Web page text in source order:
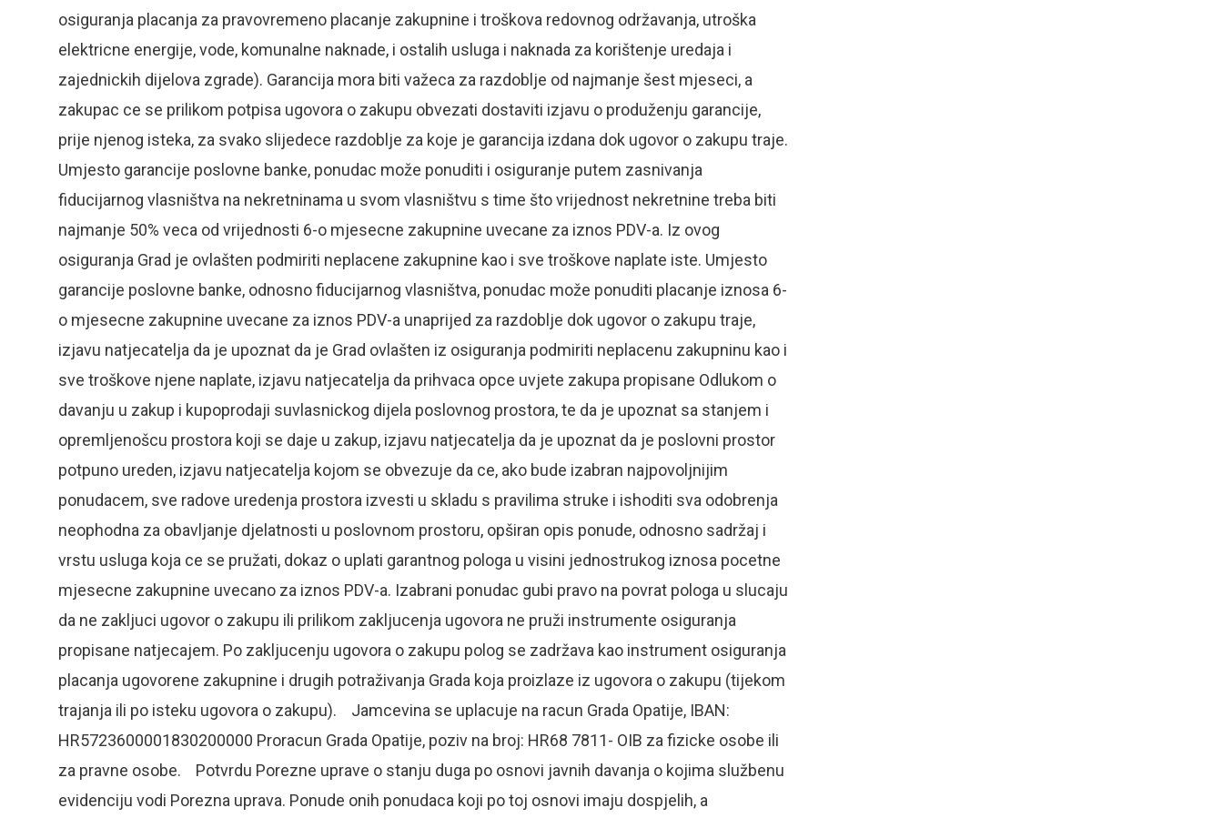
osiguranja placanja za pravovremeno placanje zakupnine i troškova redovnog održavanja, utroška
elektricne energije, vode, komunalne naknade, i ostalih usluga i naknada za korištenje uredaja i
zajednickih dijelova zgrade). Garancija mora biti važeca za razdoblje od najmanje šest mjeseci, a
zakupac ce se prilikom potpisa ugovora o zakupu obvezati dostaviti izjavu o produženju garancije,
prije njenog isteka, za svako slijedece razdoblje za koje je garancija izdana dok ugovor o zakupu traje.
Umjesto garancije poslovne banke, ponudac može ponuditi i osiguranje putem zasnivanja
fiducijarnog vlasništva na nekretninama u svom vlasništvu s time što vrijednost nekretnine treba biti
najmanje 50% veca od vrijednosti 6-o mjesecne zakupnine uvecane za iznos PDV-a. Iz ovog
osiguranja Grad je ovlašten podmiriti neplacene zakupnine kao i sve troškove naplate iste. Umjesto
garancije poslovne banke, odnosno fiducijarnog vlasništva, ponudac može ponuditi placanje iznosa 6-
o mjesecne zakupnine uvecane za iznos PDV-a unaprijed za razdoblje dok ugovor o zakupu traje,
izjavu natjecatelja da je upoznat da je Grad ovlašten iz osiguranja podmiriti neplacenu zakupninu kao i
sve troškove njene naplate, izjavu natjecatelja da prihvaca opce uvjete zakupa propisane Odlukom o
davanju u zakup i kupoprodaji suvlasnickog dijela poslovnog prostora, te da je upoznat sa stanjem i
opremljenošcu prostora koji se daje u zakup, izjavu natjecatelja da je upoznat da je poslovni prostor
potpuno ureden, izjavu natjecatelja kojom se obvezuje da ce, ako bude izabran najpovoljnijim
ponudacem, sve radove uredenja prostora izvesti u skladu s pravilima struke i ishoditi sva odobrenja
neophodna za obavljanje djelatnosti u poslovnom prostoru, opširan opis ponude, odnosno sadržaj i
vrstu usluga koja ce se pružati, dokaz o uplati garantnog pologa u visini jednostrukog iznosa pocetne
mjesecne zakupnine uvecano za iznos PDV-a. Izabrani ponudac gubi pravo na povrat pologa u slucaju
da ne zakljuci ugovor o zakupu ili prilikom zakljucenja ugovora ne pruži instrumente osiguranja
propisane natjecajem. Po zakljucenju ugovora o zakupu polog se zadržava kao instrument osiguranja
placanja ugovorene zakupnine i drugih potraživanja Grada koja proizlaze iz ugovora o zakupu (tijekom
trajanja ili po isteku ugovora o zakupu). Jamcevina se uplacuje na racun Grada Opatije, IBAN:
HR5723600001830200000 Proracun Grada Opatije, poziv na broj: HR68 7811- OIB za fizicke osobe ili
za pravne osobe. Potvrdu Porezne uprave o stanju duga po osnovi javnih davanja o kojima službenu
evidenciju vodi Porezna uprava. Ponude onih ponudaca koji po toj osnovi imaju dospjelih, a